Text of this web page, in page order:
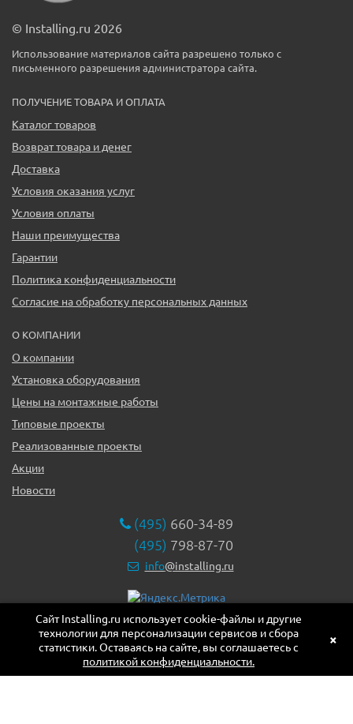
© Installing.ru 2026
Использование материалов сайта разрешено только с
письменного разрешения администратора сайта.
ПОЛУЧЕНИЕ ТОВАРА И ОПЛАТА
Каталог товаров
Возврат товара и денег
Доставка
Условия оказания услуг
Условия оплаты
Наши преимущества
Гарантии
Политика конфиденциальности
Согласие на обработку персональных данных
О КОМПАНИИ
О компании
Установка оборудования
Цены на монтажные работы
Типовые проекты
Реализованные проекты
Акции
Новости
(495) 660-34-89
(495) 798-87-70
info@installing.ru
119331, г. Москва ул. Марии Ульяновой дом 17а, этаж 2,
офис 10
Сайт Installing.ru использует cookie-файлы и другие
технологии для персонализации сервисов и сбора
статистики. Оставаясь на сайте, вы соглашаетесь с
политикой конфиденциальности.
×